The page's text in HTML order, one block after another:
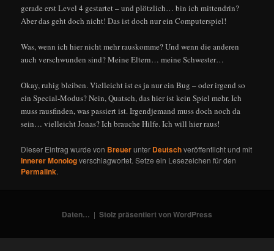
gerade erst Level 4 gestartet – und plötzlich… bin ich mittendrin?
Aber das geht doch nicht! Das ist doch nur ein Computerspiel!
Was, wenn ich hier nicht mehr rauskomme? Und wenn die anderen
auch verschwunden sind? Meine Eltern… meine Schwester…
Okay, ruhig bleiben. Vielleicht ist es ja nur ein Bug – oder irgend so
ein Special-Modus? Nein, Quatsch, das hier ist kein Spiel mehr. Ich
muss rausfinden, was passiert ist. Irgendjemand muss doch noch da
sein… vielleicht Jonas? Ich brauche Hilfe. Ich will hier raus!
Dieser Eintrag wurde von Breuerunter Deutschveröffentlicht und mit
Innerer Monologverschlagwortet. Setze ein Lesezeichen für den
Permalink.
Daten… Stolz präsentiert von WordPress